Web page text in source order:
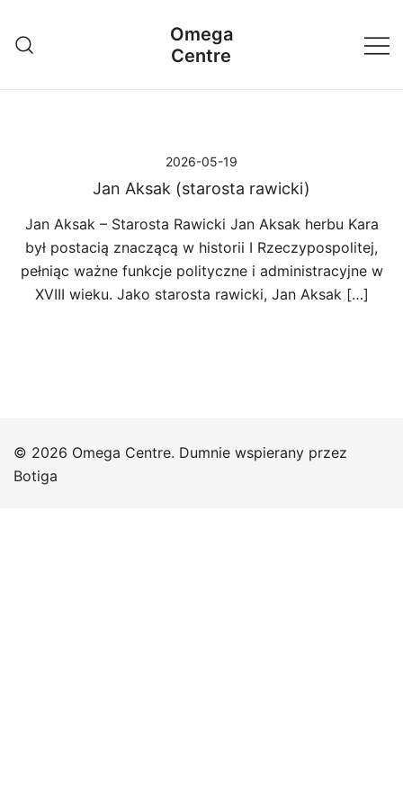
treści
Omega
Centre
2026-05-19
Jan Aksak (starosta rawicki)
Jan Aksak – Starosta Rawicki Jan Aksak herbu Kara
był postacią znaczącą w historii I Rzeczypospolitej,
pełniąc ważne funkcje polityczne i administracyjne w
XVIII wieku. Jako starosta rawicki, Jan Aksak […]
© 2026 Omega Centre. Dumnie wspierany przez
Botiga